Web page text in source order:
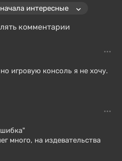
комментарии
игровую консоль я не хочу.
много, на издевательства